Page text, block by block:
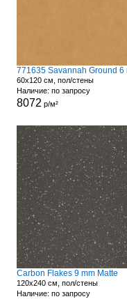
60x120 см, пол/стены
Наличие: по запросу
8072 р/м²
Carbon Flakes 9 mm Matte
120x240 см, пол/стены
Наличие: по запросу